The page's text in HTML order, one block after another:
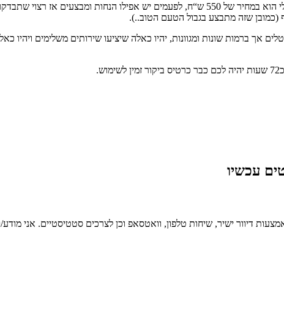
אז מעניין אתכם כרטיס ביקור דיגיטלי ואתם רוצים להתקדם – מצויין! אצלנו כרטיס הביקור הדיגיטלי הוא במחיר של 550
(כמובן שזה מתבצע בגבול הטעם הטוב..).
– רובם ככולם הם כרטיסי ביקור דיגיטלים אך ברמות שונות ומגוונות, יהיו כאלה שיציעו
עכשיו
דיוור ישיר, שיחות טלפון, וואטסאפ וכן לצרכים סטטיסטיים. אני